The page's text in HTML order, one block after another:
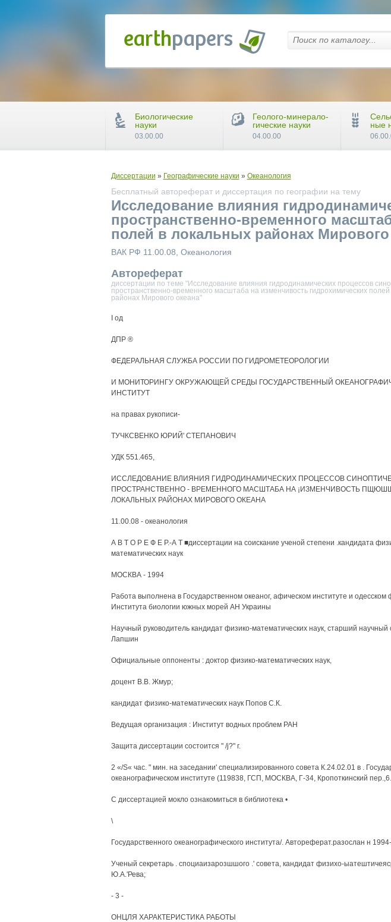
Диссертации » Географические науки » Океанология
Бесплатный автореферат и диссертация по географии на тему
Исследование влияния
пространственно-временного
полей в локальных районах Мирового
ВАК РФ 11.00.08, Океанология
Автореферат
диссертации по теме "Исследование влияния гидродинамических процессов
пространственно-временного масштаба на изменчивость гидрохимических
районах Мирового океана"
I од
ДПР ®
ФЕДЕРАЛЬНАЯ СЛУЖБА РОССИИ ПО ГИДРОМЕТЕОРОЛОГИИ
И МОНИТОРИНГУ ОКРУЖАЮЩЕЙ СРЕДЫ ГОСУДАРСТВЕННЫЙ
ИНСТИТУТ
на правах рукописи-
ТУЧКСВЕНКО ЮРИЙ' СТЕПАНОВИЧ
УДК 551.465,
ИССЛЕДОВАНИЕ ВЛИЯНИЯ ГИДРОДИНАМИЧЕСКИХ ПРОЦЕССОВ
ПРОСТРАНСТВЕННО - ВРЕМЕННОГО МАСШТАБА НА ¡ИЗМЕНЧИВОСТЬ
ЛОКАЛЬНЫХ РАЙОНАХ МИРОВОГО ОКЕАНА
11.00.08 - океанология
А В Т О Р Е Ф Е Р.-А Т ■диссертации на соискание ученой степени .кандидата
математических наук
МОСКВА - 1994
Работа выполнена в Государственном океаног, афическом институте и одесском
Института биологии южных морей АН Украины
Научный руководитель кандидат физико-математических наук, старший научный
Лапшин
Официальные оппоненты : доктор физико-математических наук,
доцент В.В. Жмур;
кандидат физико-математических наук Попов С.К.
Ведущая организация : Институт водных проблем РАН
Защита диссертации состоится " /j?" г.
2 «/S« час. " мин. на заседании' специализированного совета К.24.02.01 в .
океанографическом институте (119838, ГСП, МОСКВА, Г-34, Кропоткинский
С диссертацией мокло ознакомиться в библиотека •
\
Государственного океанографического института/. Автореферат.разослан н 1994-
Ученый секретарь . споциаизарозшшого .' совета, кандидат физихо-
Ю.А.'Рева;
- 3 -
ОНЦЛЯ ХАРАКТЕРИСТИКА РАБОТЫ
Биологические
науки
03.00.00
Геолого-минерало-
гические науки
04.00.00
ные